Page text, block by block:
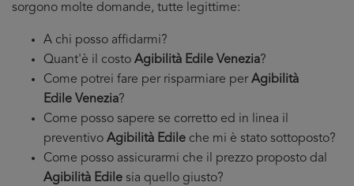
sorgono molte domande, tutte legittime:
A chi posso affidarmi?
Quant'è il costo Agibilità Edile Venezia?
Come potrei fare per risparmiare perAgibilità
Edile Venezia?
Come posso sapere se corretto ed in linea il
preventivo Agibilità Edile che mi è stato sottoposto?
Come posso assicurarmi che il prezzo proposto dal
Agibilità Edile sia quello giusto?